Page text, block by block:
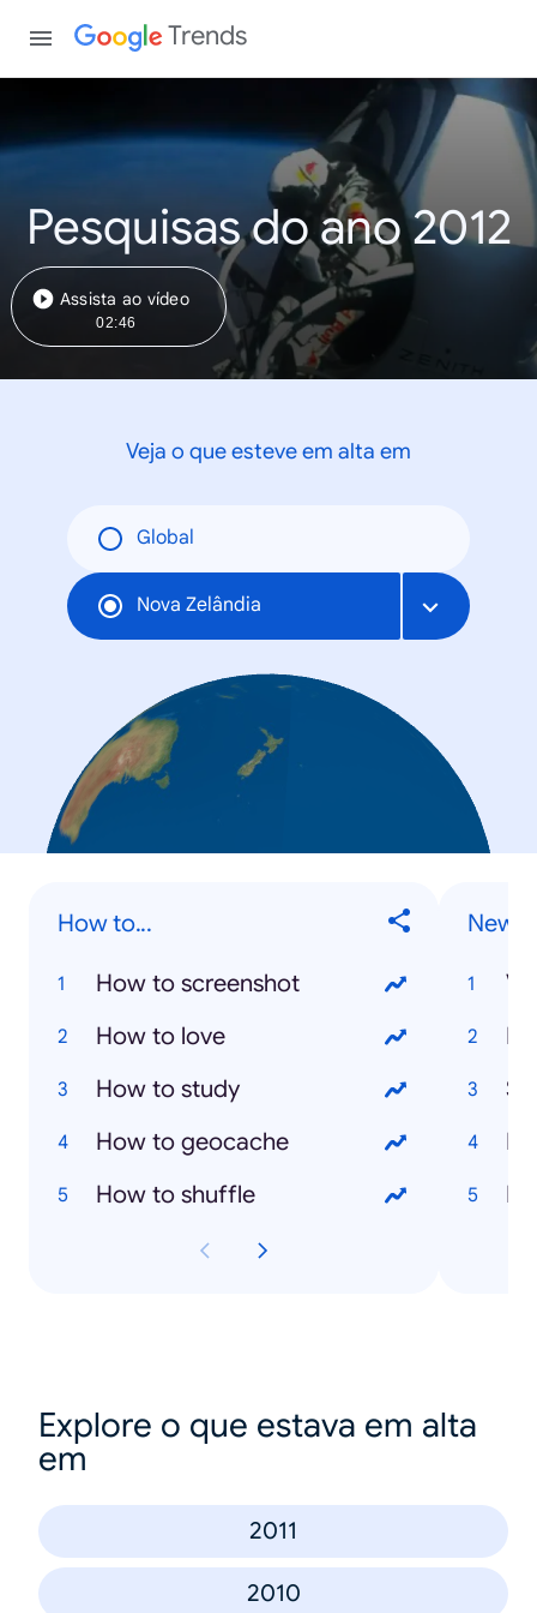
Trends
Pesquisas do ano 2012
Assista ao vídeo
02:46
Veja o que esteve em alta em
Global
Nova Zelândia
How to...
How to screenshot
How to love
How to study
How to geocache
How to shuffle
New
Explore o que estava em alta
em
2011
2010